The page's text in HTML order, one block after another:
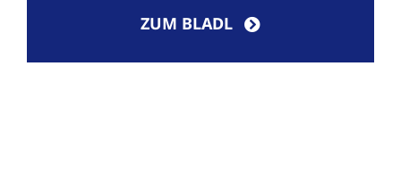
ZUM BLADL